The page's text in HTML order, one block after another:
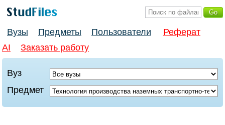
Вузы Предметы Пользователи
Реферат
AI
Заказать работу
Вуз
Предмет